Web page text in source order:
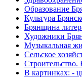
Образование
Культура
Брянщина
Художники
Музыкальная
Сельское
В картинках: -